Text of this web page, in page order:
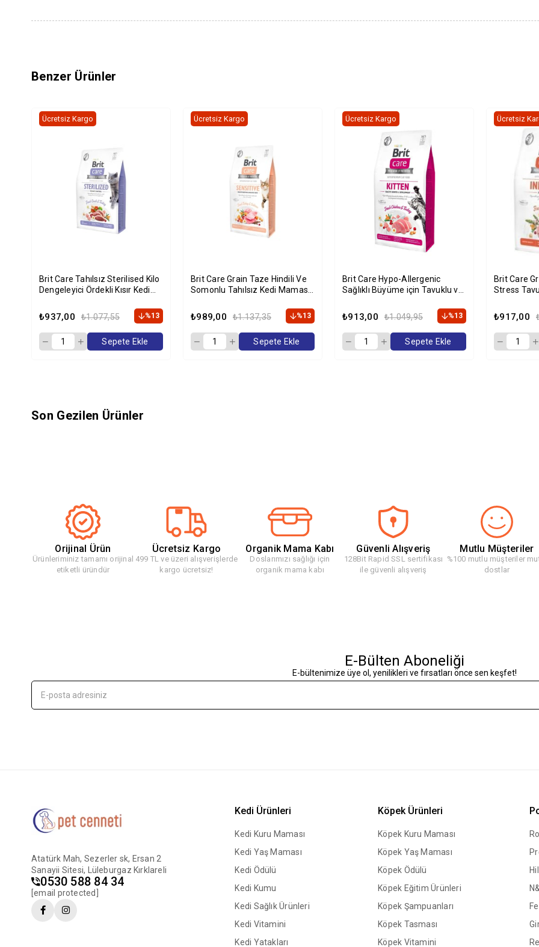
Benzer Ürünler
Brit Care Tahılsız Sterilised Kilo
Dengeleyici Ördekli Kısır Kedi
₺937,00 ₺1.077,55 %13
Ücretsiz Kargo
Sepete Ekle
Brit Care Grain Taze Hindili Ve
Somonlu Tahılsız Kedi Maması
₺989,00 ₺1.137,35 %13
Ücretsiz Kargo
Sepete Ekle
Brit Care Hypo-Allergenic
Sağlıklı Büyüme için Tavuklu ve
Maması 2kg
₺913,00 ₺1.049,95 %13
Ücretsiz Kargo
Sepete Ekle
Brit Care
Stress
₺917,00
Ücretsiz
Son Gezilen Ürünler
Orijinal Ürün
Ürünleriminiz tamamı orijinal
etiketli üründür
Ücretsiz Kargo
499 TL ve üzeri alışverişlerde
kargo ücretsiz!
Organik Mama Kabı
Doslarımızı sağlığı için
organik mama kabı
Güvenli Alışveriş
128Bit Rapid SSL sertifikası
ile güvenli alışveriş
Mutlu Müşteriler
%100 mutlu müşteriler
dostlar
E-Bülten Aboneliği
E-bültenimize üye ol, yenilikleri ve fırsatları önce sen keşfet!
Atatürk Mah, Sezerler sk, Ersan 2
Sanayii Sitesi, Lüleburgaz Kırklareli
0530 588 84 34
[email protected]
Kedi Ürünleri
Kedi Kuru Maması
Kedi Yaş Maması
Kedi Ödülü
Kedi Kumu
Kedi Sağlık Ürünleri
Kedi Vitamini
Kedi Yatakları
Köpek Ürünleri
Köpek Kuru Maması
Köpek Yaş Maması
Köpek Ödülü
Köpek Eğitim Ürünleri
Köpek Şampuanları
Köpek Tasması
Köpek Vitamini